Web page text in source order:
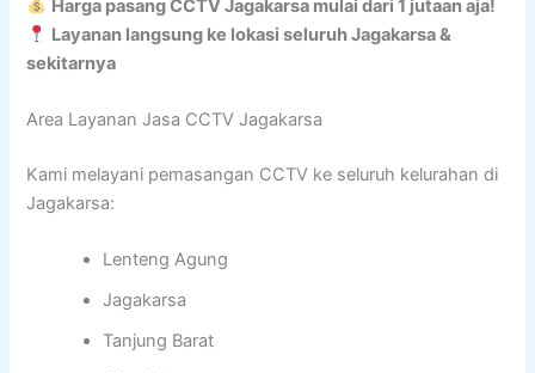
Harga pasang CCTV Jagakarsa mulai dari 1 jutaan aja!
Layanan langsung ke lokasi seluruh Jagakarsa &
sekitarnya
Area Layanan Jasa CCTV Jagakarsa
Kami melayani pemasangan CCTV ke seluruh kelurahan di
Jagakarsa:
Lenteng Agung
Jagakarsa
Tanjung Barat